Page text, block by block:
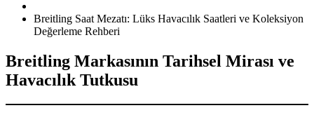
Breitling Saat Mezatı: Lüks Havacılık Saatleri ve Koleksiyon
Değerleme Rehberi
Breitling Markasının Tarihsel Mirası ve
Havacılık Tutkusu